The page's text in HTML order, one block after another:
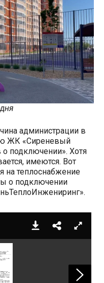
администрации в
ЖК «Сиреневый
о подключении». Хотя
имеются. Вот
на теплоснабжение
о подключении